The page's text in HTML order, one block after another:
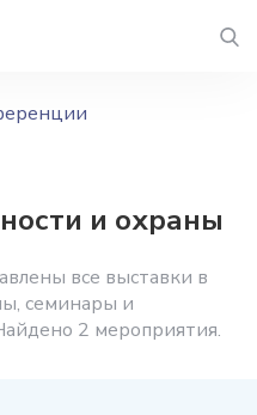
и охраны
все выставки в
семинары и
2 мероприятия.